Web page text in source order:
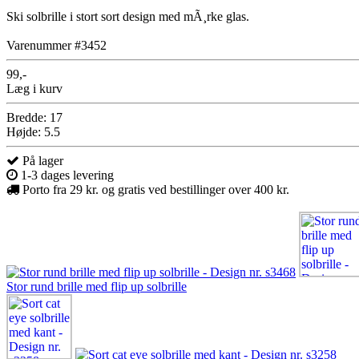
Ski solbrille i stort sort design med mÃ¸rke glas.
Varenummer #3452
99,-
Læg i kurv
Bredde: 17
Højde: 5.5
På lager
1-3 dages levering
Porto fra 29 kr. og gratis ved bestillinger over 400 kr.
Stor rund brille med flip up solbrille